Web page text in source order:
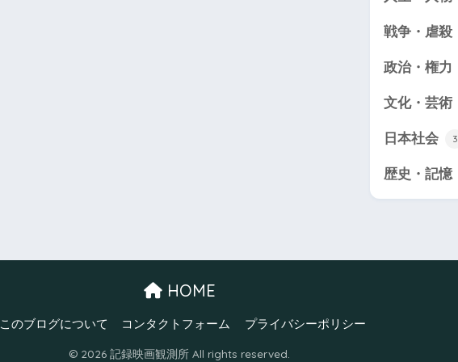
戦争・虐殺
政治・権力
文化・芸術
日本社会 3
歴史・記憶
HOME
このブログについて コンタクトフォーム プライバシーポリシー
© 2026 記録映画観測所 All rights reserved.